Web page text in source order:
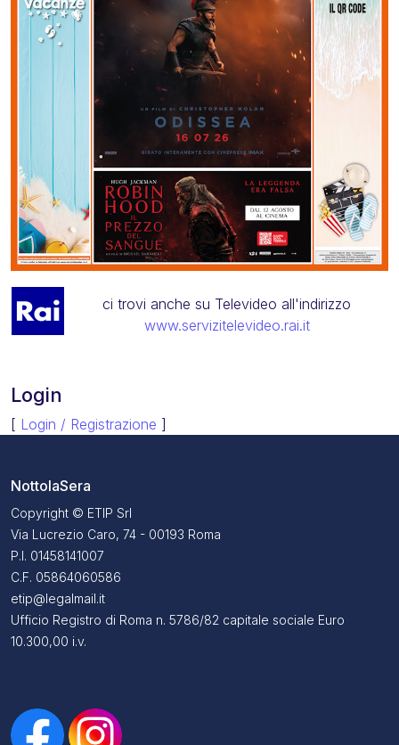
ci trovi anche su Televideo all'indirizzo
www.servizitelevideo.rai.it
Login
[ Login / Registrazione ]
NottolaSera
Copyright © ETIP Srl
Via Lucrezio Caro, 74 - 00193 Roma
P.I. 01458141007
C.F. 05864060586
etip@legalmail.it
Ufficio Registro di Roma n. 5786/82 capitale sociale Euro
10.300,00 i.v.